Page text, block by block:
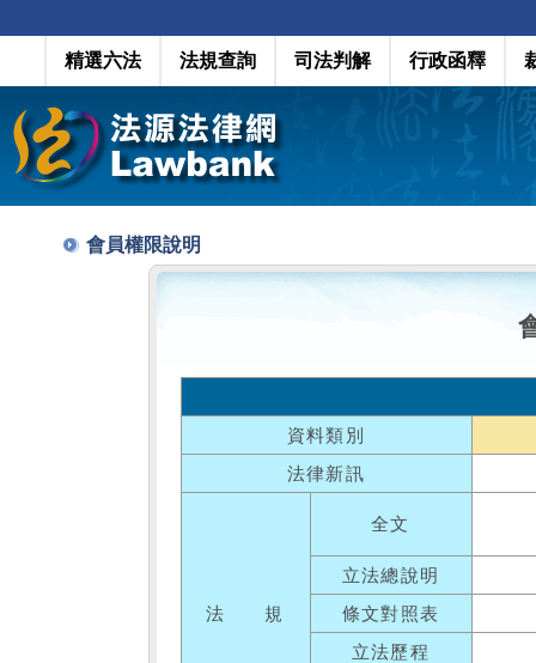
精選六法 法規查詢 司法判解 行政函釋
會員權限說明
資料類別
法律新訊
法 規
全文
立法總說明
條文對照表
立法歷程